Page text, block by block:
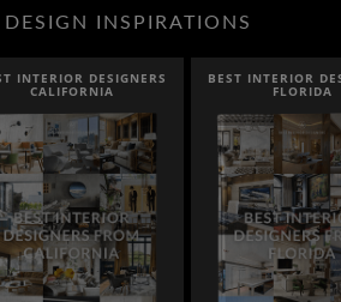
INSPIRATIONS
INTERIOR DESIGNERS
FLORIDA
BEST INTERIOR
CANADA